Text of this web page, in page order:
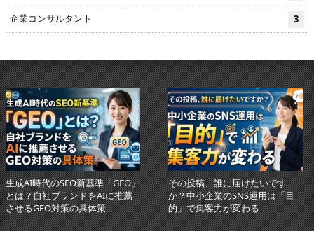
企業コンサルタント 3
生成AI時代のSEO新基準「GEO」
とは？自社ブランドをAIに推薦
させるGEO対策の具体策
その投稿、誰に届けたいです
か？中小企業のSNS運用は「目
的」で集客力が変わる